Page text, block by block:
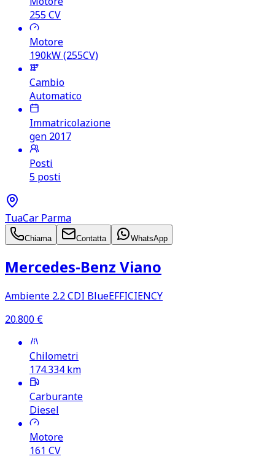
255CV
Motore
190kW (255CV)
Cambio
Automatico
Immatricolazione
gen 2017
Posti
5 posti
TuaCar Parma
Chiama Contatta WhatsApp
Mercedes‑Benz Viano
Ambiente 2.2 CDI BlueEFFICIENCY
20.800 €
Chilometri
174.334 km
Carburante
Diesel
Motore
161 CV